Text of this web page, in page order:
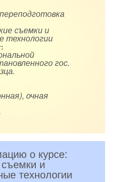
съемки и
технологии
гос.
очная
о курсе:
и
технологии